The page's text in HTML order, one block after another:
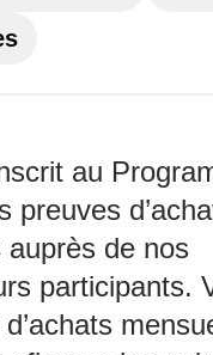
au
preuves
auprès de nos
participants.